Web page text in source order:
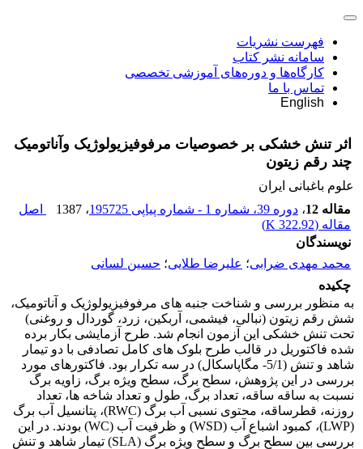
فهرست نشریات
سامانه نشر کتاب
کارگاه‌ها و دوره‌های آموزشی تخصصی
تماس با ما
English
اثر تنش خشکی بر خصوصیات مرفوفیزیولوژیک وآناتومیک
چند رقم زیتون
علوم باغبانی ایران
مقاله 12
، دوره 39، شماره 1 - شماره پیاپی 195725 ، 1387
اصل
مقاله (322.92 K
)
نویسندگان
محمد مهدی ضرابی؛ علیرضا طلایی؛ حسین لسانی
چکیده
به منظور بررسی و شناخت جنبه های مرفوفیزیولوژیک و آناتومیک،
شش رقم زیتون (نبالی، فیشمی، آربکین، زرد، گوردال و روغنی)
تحت تنش خشکی این آزمون انجام شد. طرح آزمایشی بکار برده
شده فاکتوریل در قالب طرح بلوک های کامل تصادفی با دو تیمار
شاهد و تنش (5/1- مگاپاسکال) در سه تکرار بود. فاکتورهای مورد
بررسی در این پژوهش، سطح برگ، سطح ویژه برگ، زاویه برگ
نسبت به ساقه ساقه، تعداد برگ، طول و تعداد شاخه ها، تعداد
روزنه، قطرساقه، محتوی نسبی آب برگ (RWC)، پتانسیل آب برگ
(LWP)، کمبود اشباع آب (WSD) و ظرفیت آب (WC) بودند. در این
بررسی بین سطح برگ و سطح ویژه برگ (SLA) تیمار شاهد و تنش